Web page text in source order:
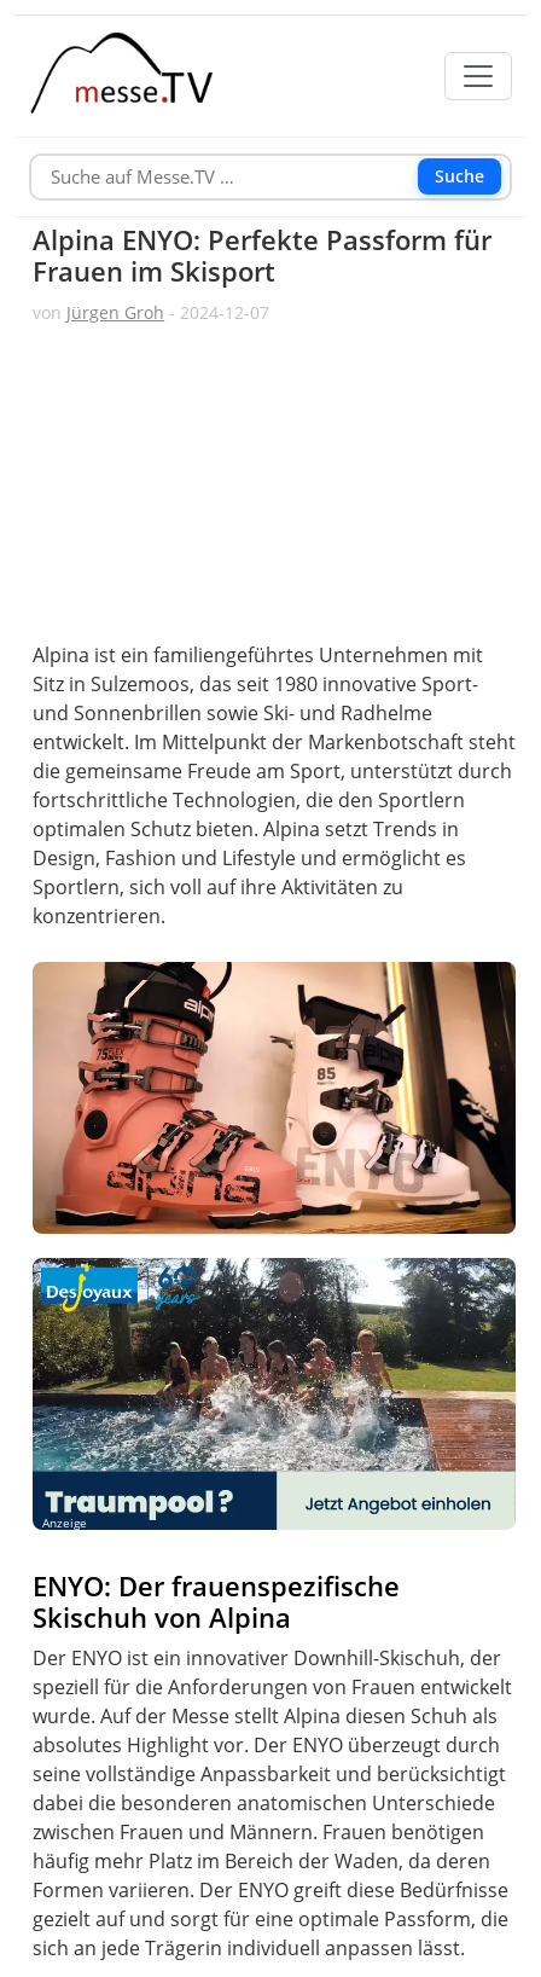
Suche
Alpina ENYO: Perfekte Passform für
Frauen im Skisport
von Jürgen Groh - 2024-12-07
Alpina ist ein familiengeführtes Unternehmen mit
Sitz in Sulzemoos, das seit 1980 innovative Sport-
und Sonnenbrillen sowie Ski- und Radhelme
entwickelt. Im Mittelpunkt der Markenbotschaft steht
die gemeinsame Freude am Sport, unterstützt durch
fortschrittliche Technologien, die den Sportlern
optimalen Schutz bieten. Alpina setzt Trends in
Design, Fashion und Lifestyle und ermöglicht es
Sportlern, sich voll auf ihre Aktivitäten zu
konzentrieren.
Anzeige
ENYO: Der frauenspezifische
Skischuh von Alpina
Der ENYO ist ein innovativer Downhill-Skischuh, der
speziell für die Anforderungen von Frauen entwickelt
wurde. Auf der Messe stellt Alpina diesen Schuh als
absolutes Highlight vor. Der ENYO überzeugt durch
seine vollständige Anpassbarkeit und berücksichtigt
dabei die besonderen anatomischen Unterschiede
zwischen Frauen und Männern. Frauen benötigen
häufig mehr Platz im Bereich der Waden, da deren
Formen variieren. Der ENYO greift diese Bedürfnisse
gezielt auf und sorgt für eine optimale Passform, die
sich an jede Trägerin individuell anpassen lässt.